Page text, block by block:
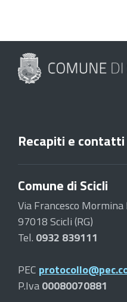
Recapiti e contatti
Comune di Scicli
Via Francesco Mormina
97018 Scicli (RG)
Tel. 0932 839111
PEC
P.Iva00080070881